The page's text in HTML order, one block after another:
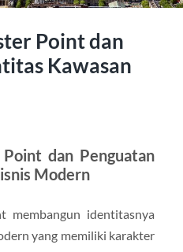
Point dan
Kawasan
dan Penguatan
Modern
identitasnya
yang memiliki karakter